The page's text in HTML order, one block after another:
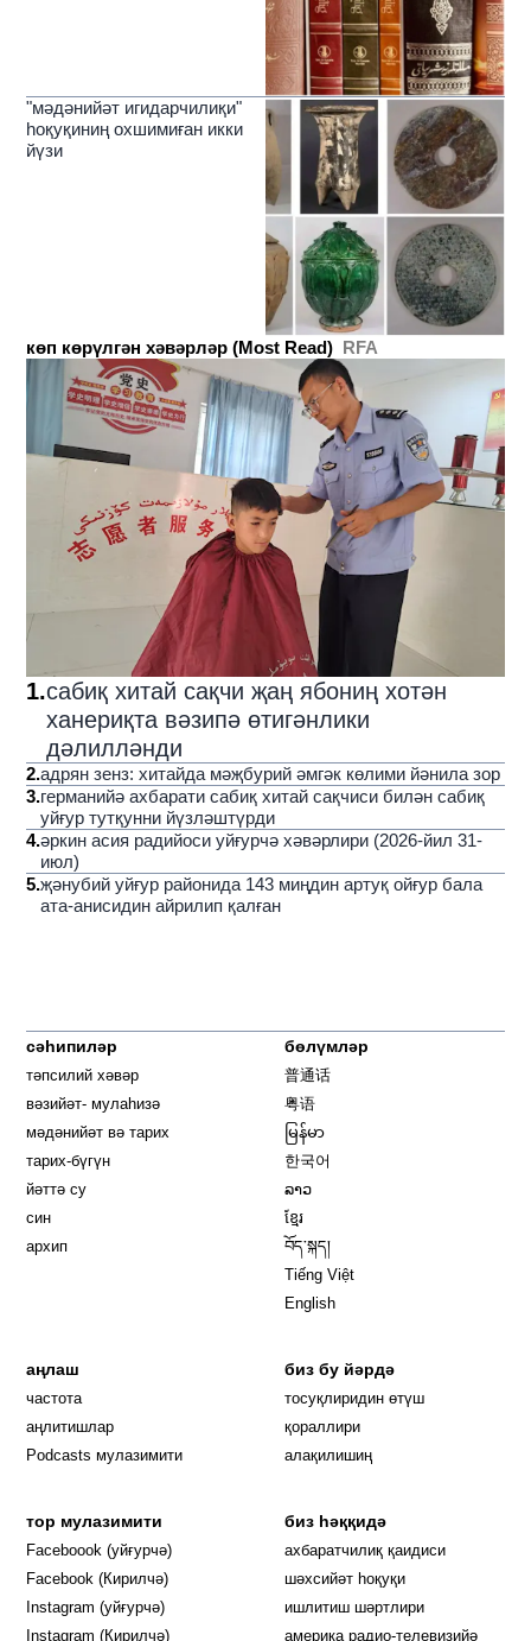
"мәдәнийәт игидарчилиқи"
һоқуқиниң охшимиған икки
йүзи
көп көрүлгән хәвәрләр (Most Read) RFA
1.сабиқ хитай сақчи җаң ябониң хотән
ханериқта вәзипә өтигәнлики
дәлилләнди
2.адрян зенз: хитайда мәҗбурий әмгәк көлими йәнила зор
3.германийә ахбарати сабиқ хитай сақчиси билән сабиқ
уйғур тутқунни йүзләштүрди
4.әркин асия радийоси уйғурчә хәвәрлири (2026-йил 31-
июл)
5.җәнубий уйғур районида 143 миңдин артуқ ойғур бала
ата-анисидин айрилип қалған
сәһипиләр
тәпсилий хәвәр
вәзийәт- мулаһизә
мәдәнийәт вә тарих
тарих-бүгүн
йәттә су
син
архип
бөлүмләр
普通话
粤语
မြန်မာ
한국어
ລາວ
ខ្មែរ
བོད་སྐད།
Tiếng Việt
English
аңлаш
частота
аңлитишлар
Podcasts мулазимити
биз бу йәрдә
тосуқлиридин өтүш
қораллири
алақилишиң
тор мулазимити
Faceboook (уйғурчә) Opens in new window
Facebook (Кирилчә) Opens in new window
Instagram (уйғурчә) Opens in new window
Instagram (Кирилчә) Opens in new window
биз һәққидә
ахбаратчилиқ қаидиси
шәхсийәт һоқуқи
ишлитиш шәртлири
америка радио-телевизийә